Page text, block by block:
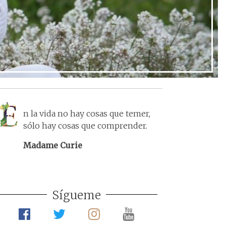
n la vida no hay cosas que temer,
sólo hay cosas que comprender.
Madame Curie
Sígueme